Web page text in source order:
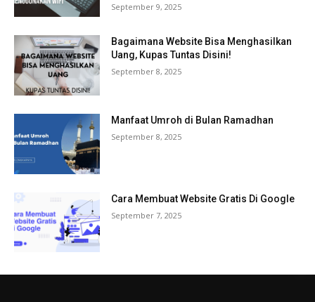
September 9, 2025
Bagaimana Website Bisa Menghasilkan
Uang, Kupas Tuntas Disini!
September 8, 2025
Manfaat Umroh di Bulan Ramadhan
September 8, 2025
Cara Membuat Website Gratis Di Google
September 7, 2025